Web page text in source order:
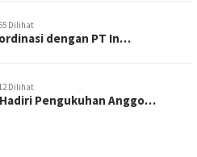
Dilihat
dengan PT In…
Dilihat
Pengukuhan Anggo…